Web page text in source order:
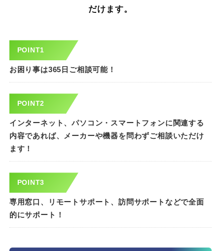
だけます。
POINT1
お困り事は365日ご相談可能！
POINT2
インターネット、パソコン・スマートフォンに関連する
内容であれば、メーカーや機器を問わずご相談いただけ
ます！
POINT3
専用窓口、リモートサポート、訪問サポートなどで全面
的にサポート！